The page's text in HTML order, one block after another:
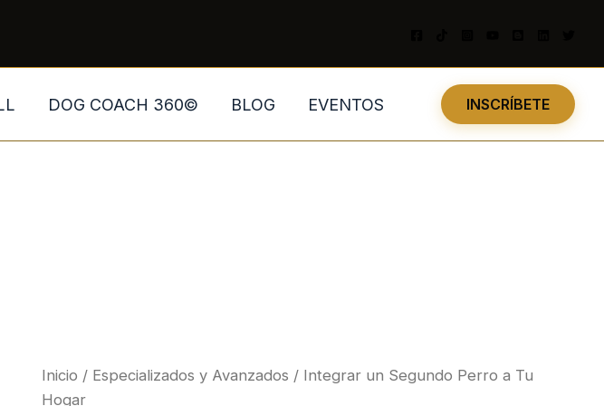
DOG COACH 360© BLOG EVENTOS INSCRÍBETE
Inicio / Especializados y Avanzados / Integrar un Segundo Perro a Tu
Hogar